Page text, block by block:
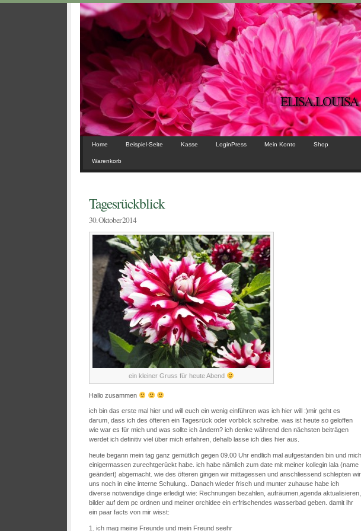
ELISA.LOUISA
Home Beispiel-Seite Kasse LoginPress Mein Konto Shop
Warenkorb
Tagesrückblick
30. Oktober 2014
ein kleiner Gruss für heute Abend
Hallo zusammen
ich bin das erste mal hier und will euch ein wenig einführen was ich hier will :)mir geht es
darum, dass ich des öfteren ein Tagesrück oder vorblick schreibe. was ist heute so geloffen
wie war es für mich und was sollte ich ändern? ich denke während den nächsten beiträgen
werdet ich definitiv viel über mich erfahren, dehalb lasse ich dies hier aus.
heute begann mein tag ganz gemütlich gegen 09.00 Uhr endlich mal aufgestanden bin und mich
einigermassen zurechtgerückt habe. ich habe nämlich zum date mit meiner kollegin lala (name
geändert) abgemacht. wie des öfteren gingen wir mittagessen und anschliessend schlepten wir
uns noch in eine interne Schulung.. Danach wieder frisch und munter zuhause habe ich
diverse notwendige dinge erledigt wie: Rechnungen bezahlen, aufräumen,agenda aktualisieren,
bilder auf dem pc ordnen und meiner orchidee ein erfrischendes wasserbad geben. damit ihr
ein paar facts von mir wisst:
1. ich mag meine Freunde und mein Freund seehr